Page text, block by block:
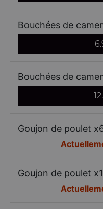
Bouchées de
Bouchées de
Goujon de poulet
Goujon de poulet